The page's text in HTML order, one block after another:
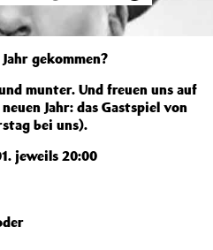
gekommen?
munter. Und freuen uns auf
Jahr: das Gastspiel von
bei uns).
jeweils 20:00